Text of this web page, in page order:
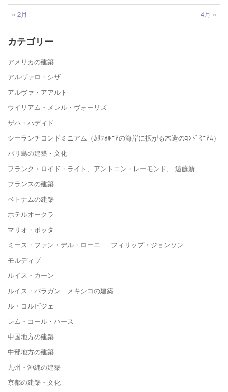
« 2月 4月 »
カテゴリー
アメリカの建築
アルヴァロ・シザ
アルヴァ・アアルト
ウイリアム・メレル・ヴォーリズ
ザハ・ハディド
シーランチコンドミニアム（ｶﾘﾌｫﾙﾆｱの海岸に拡がる木造のｺﾝﾄﾞﾐﾆｱﾑ）
バリ島の建築・文化
フランク・ロイド・ライト、アントニン・レーモンド、 遠藤新
フランスの建築
ベトナムの建築
ホテルオークラ
マリオ・ボッタ
ミース・ファン・デル・ローエ フィリップ・ジョンソン
モルディブ
ルイス・カーン
ルイス・バラガン メキシコの建築
ル・コルビジェ
レム・コール・ハース
中国地方の建築
中部地方の建築
九州・沖縄の建築
京都の建築・文化